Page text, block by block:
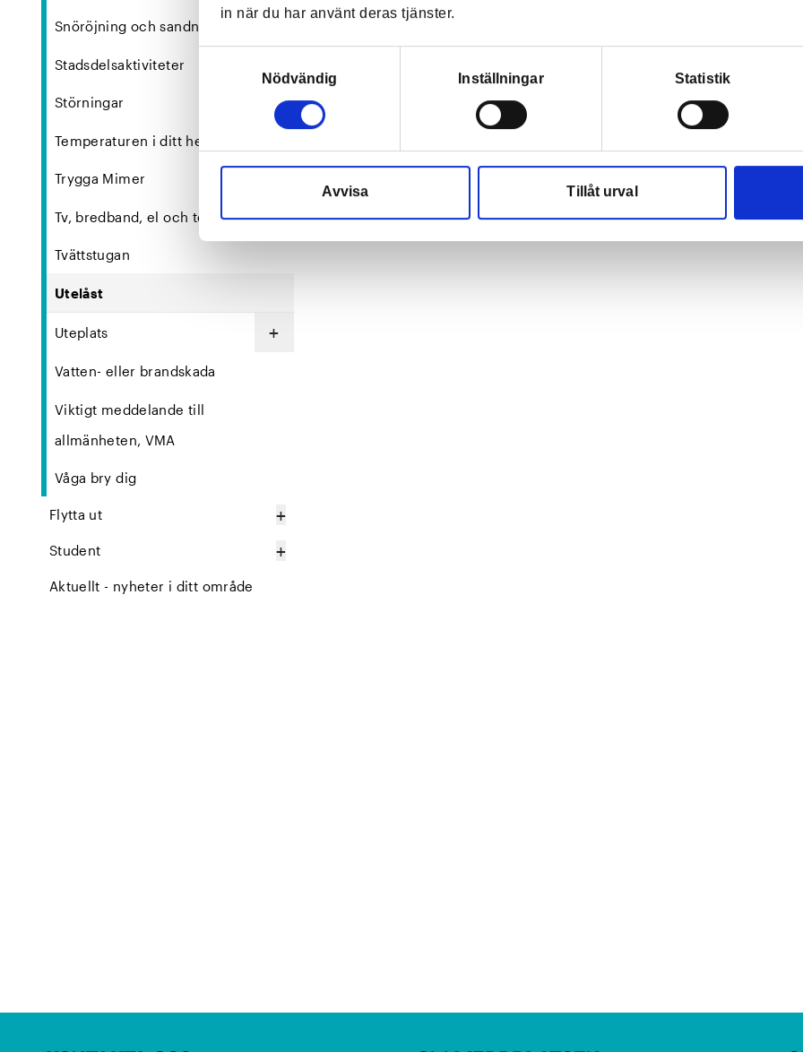
in när du har använt deras tjänster.
Nödvändig
Inställningar Statistik
Avvisa Tillåt urval
Snöröjning och sandning
Stadsdelsaktiviteter
Störningar
Temperaturen i ditt hem
Trygga Mimer
Tv, bredband, el och telefoni
Tvättstugan
Utelåst
Uteplats +
Vatten- eller brandskada
Viktigt meddelande till
allmänheten, VMA
Våga bry dig
Flytta ut +
Student +
Aktuellt - nyheter i ditt område